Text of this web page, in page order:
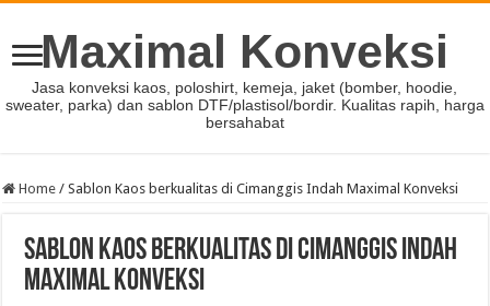
Maximal Konveksi
Jasa konveksi kaos, poloshirt, kemeja, jaket (bomber, hoodie,
sweater, parka) dan sablon DTF/plastisol/bordir. Kualitas rapih, harga
bersahabat
Home / Sablon Kaos berkualitas di Cimanggis Indah Maximal Konveksi
Sablon Kaos berkualitas di Cimanggis Indah
Maximal Konveksi